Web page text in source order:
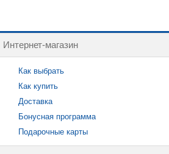
Интернет-магазин
Как выбрать
Как купить
Доставка
Бонусная программа
Подарочные карты